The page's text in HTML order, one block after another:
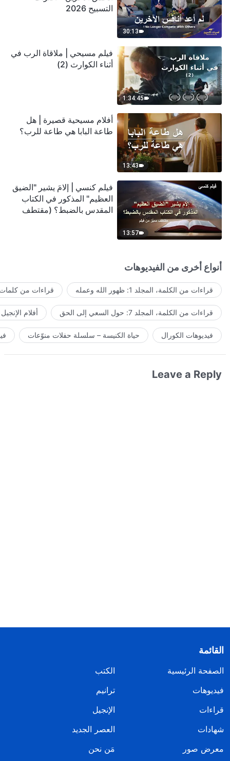
30:13
التسبيح 2026
1:34:45
فيلم مسيحي | ملاقاة الرب في
أثناء الكوارث (2)
13:43
أفلام مسيحية قصيرة | هل
طاعة البابا هي طاعة للرب؟
13:57
فيلم كنسي | إلامَ يشير "الضيق
العظيم" المذكور في الكتاب
المقدس بالضبط؟ (مقتطف
أنواع أخرى من الفيديوهات
قراءات من الكلمة، المجلد 1: ظهور الله وعمله قراءات من كلمات
قراءات من الكلمة، المجلد 7: حول السعي إلى الحق أفلام الإنجيل
فيديوهات الكورال حياة الكنيسة – سلسلة حفلات منوّعات
Leave a Reply
القائمة
الصفحة الرئيسية
الكتب
فيديوهات
ترانيم
قراءات
الإنجيل
شهادات
العصر الجديد
معرض صور
مَن نحن